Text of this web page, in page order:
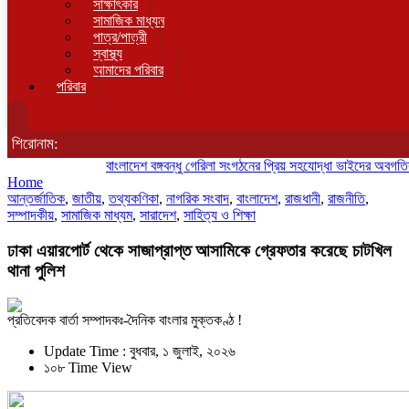
সাক্ষাৎকার
সামাজিক মাধ্যম
পাত্র/পাত্রী
স্বাস্থ্য
আমাদের পরিবার
পরিবার
শিরোনাম:
বাংলাদেশ বঙ্গবন্ধু গেরিলা সংগঠনের প্রিয় সহযোদ্ধা ভাইদের অবগতির
Home
আন্তর্জাতিক, জাতীয়,তথ্যকণিকা, নাগরিক সংবাদ, বাংলাদেশ, রাজধানী, রাজনীতি,
সম্পাদকীয়, সামাজিক মাধ্যম, সারাদেশ, সাহিত্য ও শিক্ষা
ঢাকা এয়ারপোর্ট থেকে সাজাপ্রাপ্ত আসামিকে গ্রেফতার করেছে চাটখিল
থানা পুলিশ
প্রতিবেদক বার্তা সম্পাদকঃ-দৈনিক বাংলার মুক্তকণ্ঠ !
Update Time : বুধবার, ১ জুলাই, ২০২৬
১০৮ Time View